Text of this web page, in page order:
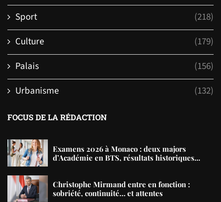
Sport
(218)
Culture
(179)
Palais
(156)
Urbanisme
(132)
FOCUS DE LA RÉDACTION
Examens 2026 à Monaco : deux majors
d’Académie en BTS, résultats historiques...
Christophe Mirmand entre en fonction :
sobriété, continuité… et attentes